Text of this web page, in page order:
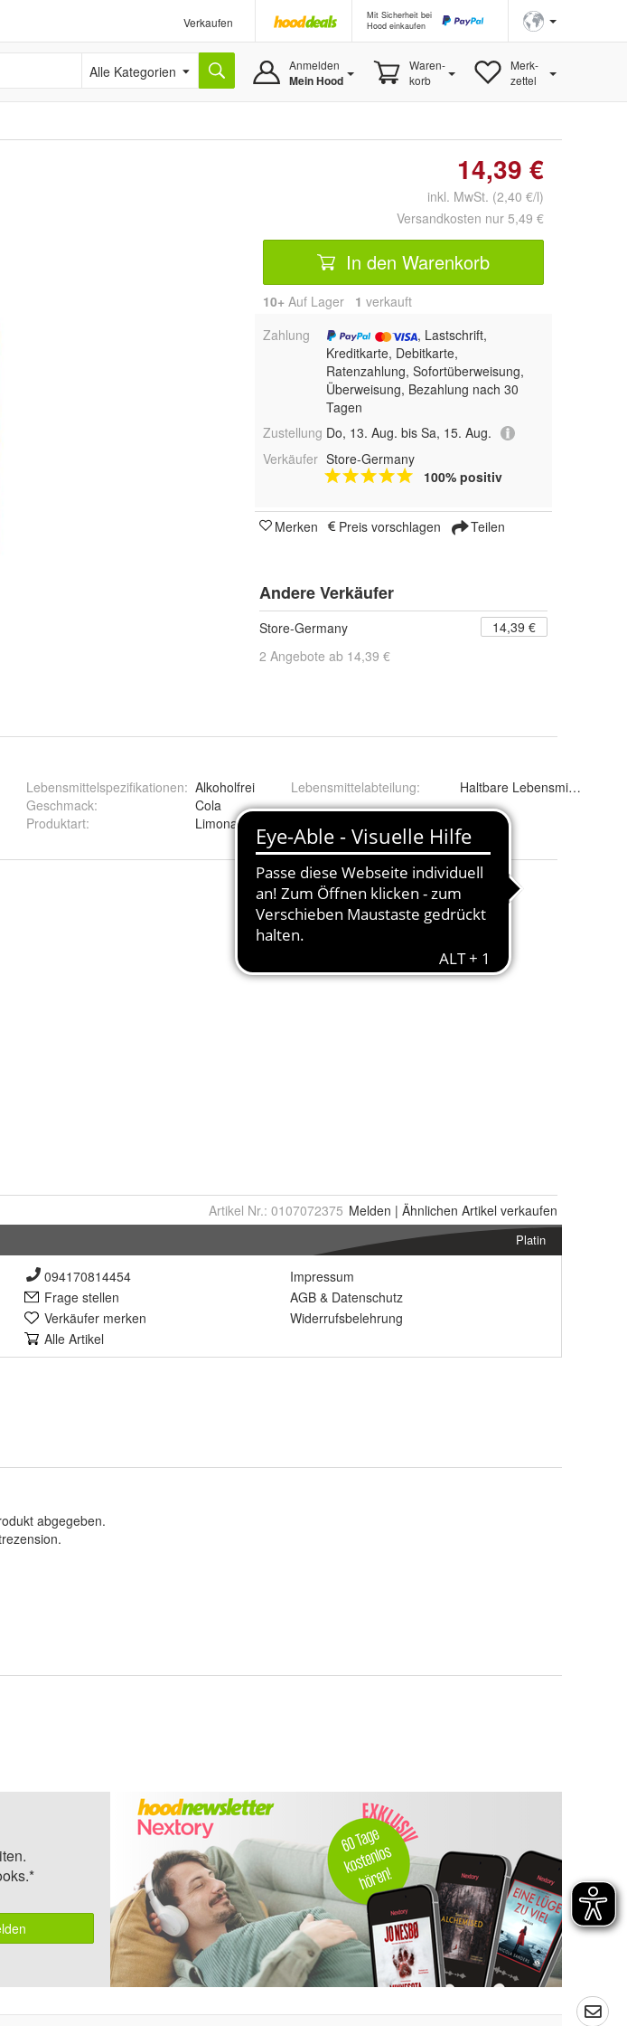
Verkaufen
Mit Sicherheit bei
Hood einkaufen
Alle Kategorien Anmelden
Mein Hood
Waren-
korb
Merk-
zettel
14,39 €
inkl. MwSt. (2,40 €/l)
Versandkosten nur 5,49 €
In den Warenkorb
10+ Auf Lager 1 verkauft
Zahlung
, Lastschrift,
Kreditkarte, Debitkarte,
Ratenzahlung, Sofortüberweisung,
Überweisung, Bezahlung nach 30
Tagen
Zustellung Do, 13. Aug. bis Sa, 15. Aug.
Verkäufer Store-Germany
100% positiv
Merken Preis vorschlagen Teilen
Andere Verkäufer
Store-Germany
14,39 €
2 Angebote ab 14,39 €
Lebensmittelspezifikationen: Alkoholfrei
Geschmack:
Cola
Produktart: Limonade
Lebensmittelabteilung: Haltbare Lebensmittel
Artikel Nr.: 0107072375 Melden | Ähnlichen Artikel verkaufen
Platin
094170814454
Frage stellen
Verkäufer merken
Alle Artikel
Impressum
AGB & Datenschutz
Widerrufsbelehrung
abgegeben.
.